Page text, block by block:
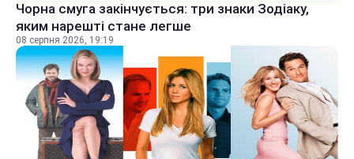
Чорна смуга закінчується: три знаки Зодіаку,
яким нарешті стане легше
08 серпня 2026, 19:19